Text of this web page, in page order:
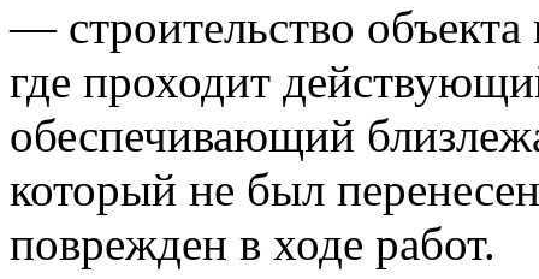
— строительство объекта
где проходит
обеспечивающий
который не был
поврежден в ходе работ.